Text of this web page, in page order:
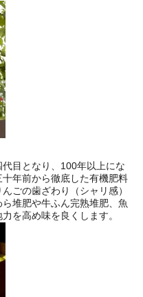
目となり、100年以上にな
年前から徹底した有機肥料
ごの歯ざわり（シャリ感）
堆肥や牛ふん完熟堆肥、魚
を高め味を良くします。